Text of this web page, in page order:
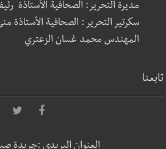
مديرة التحرير: الصحافية الأستاذة
سكرتير التحرير : الصحافية الأستاذة
المهندس محمد غسان الزعتري
تابعنا